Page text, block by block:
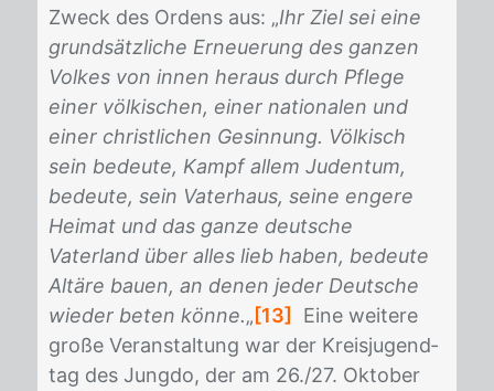
Zweck des Or­dens aus: „Ihr Ziel sei eine
grundsätzliche Erneuerung des ganzen
Volkes von innen heraus durch Pflege
einer völkischen, einer nationalen und
einer christlichen Gesinnung. Völkisch
sein bedeute, Kampf allem Judentum,
bedeute, sein Vaterhaus, seine engere
Heimat und das ganze deutsche
Vaterland über alles lieb haben, bedeute
Altäre bauen, an denen jeder Deutsche
wieder beten könne.„[13] Eine wei­te­re
gro­ße Ver­an­stal­tung war der Kreis­ju­gend­
tag des Jung­do, der am 26./​27. Ok­to­ber